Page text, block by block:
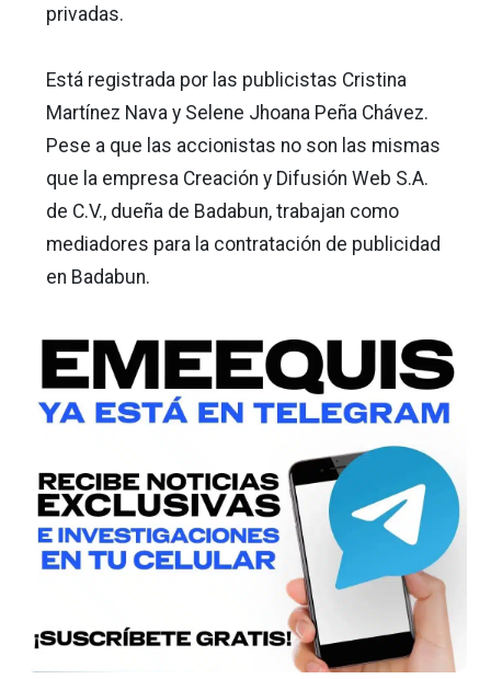
privadas.
Está registrada por las publicistas Cristina
Martínez Nava y Selene Jhoana Peña Chávez.
Pese a que las accionistas no son las mismas
que la empresa Creación y Difusión Web S.A.
de C.V., dueña de Badabun, trabajan como
mediadores para la contratación de publicidad
en Badabun.